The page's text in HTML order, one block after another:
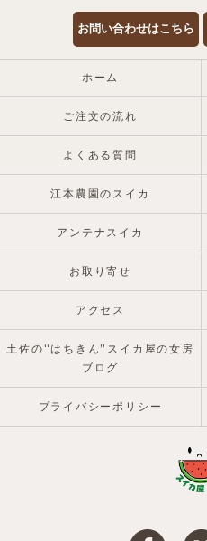
お問い合わせはこちら
ホーム
ご注文の流れ
よくある質問
江本農園のスイカ
アンテナスイカ
お取り寄せ
アクセス
土佐の“はちきん”スイカ屋の女房
ブログ
プライバシーポリシー